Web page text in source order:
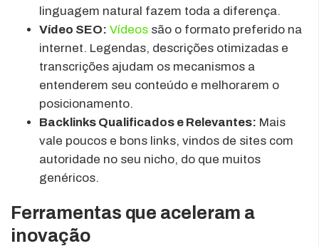
linguagem natural fazem toda a diferença.
Vídeo SEO: Vídeos são o formato preferido na
internet. Legendas, descrições otimizadas e
transcrições ajudam os mecanismos a
entenderem seu conteúdo e melhorarem o
posicionamento.
Backlinks Qualificados e Relevantes: Mais
vale poucos e bons links, vindos de sites com
autoridade no seu nicho, do que muitos
genéricos.
Ferramentas que aceleram a
inovação